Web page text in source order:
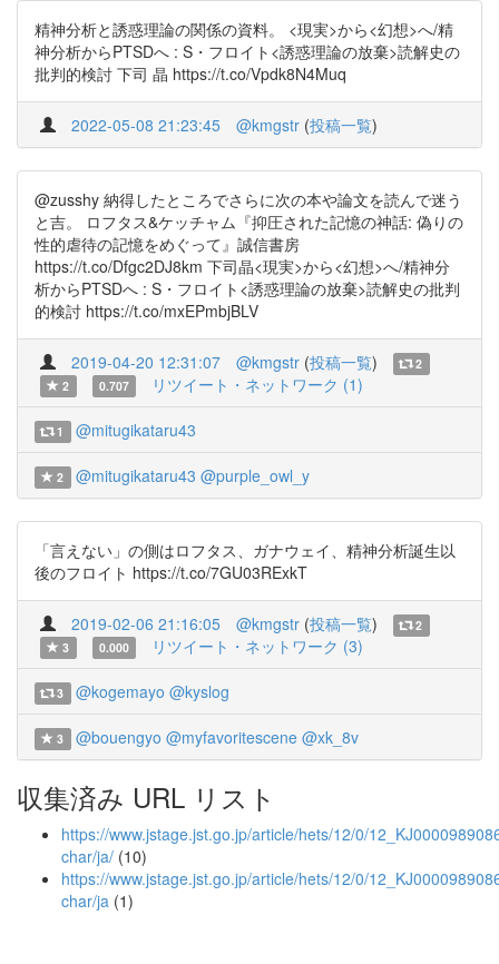
精神分析と誘惑理論の関係の資料。 <現実>から<幻想>へ/精
神分析からPTSDへ : S・フロイト<誘惑理論の放棄>読解史の
批判的検討 下司 晶 https://t.co/Vpdk8N4Muq
2022-05-08 21:23:45 @kmgstr (投稿一覧)
@zusshy 納得したところでさらに次の本や論文を読んで迷う
と吉。 ロフタス&ケッチャム『抑圧された記憶の神話: 偽りの
性的虐待の記憶をめぐって』誠信書房
https://t.co/Dfgc2DJ8km 下司晶<現実>から<幻想>へ/精神分
析からPTSDへ : S・フロイト<誘惑理論の放棄>読解史の批判
的検討 https://t.co/mxEPmbjBLV
2019-04-20 12:31:07 @kmgstr (投稿一覧)
2
2
0.707 リツイート・ネットワーク (1)
1 @mitugikataru43
2 @mitugikataru43 @purple_owl_y
「言えない」の側はロフタス、ガナウェイ、精神分析誕生以
後のフロイト https://t.co/7GU03RExkT
2019-02-06 21:16:05 @kmgstr (投稿一覧)
2
3
0.000 リツイート・ネットワーク (3)
3 @kogemayo @kyslog
3 @bouengyo @myfavoritescene @xk_8v
収集済み URL リスト
https://www.jstage.jst.go.jp/article/hets/12/0/
char/ja/ (10)
https://www.jstage.jst.go.jp/article/hets/12/0/
char/ja (1)